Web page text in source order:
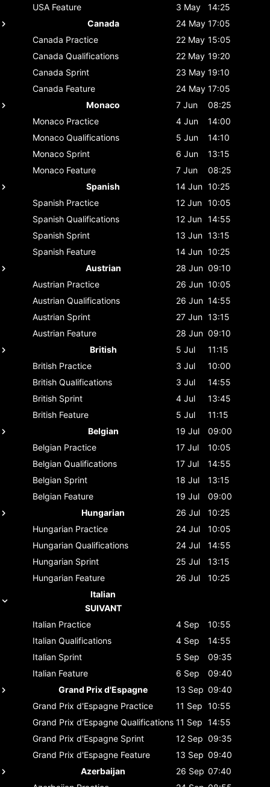
USA Feature 3 May
14:25
Canada
24 May 17:05
Canada Practice 22 May 15:05
Canada Qualifications 22 May 19:20
Canada Sprint 23 May 19:10
Canada Feature 24 May 17:05
Monaco
7 Jun
08:25
Monaco Practice 4 Jun
14:00
Monaco Qualifications 5 Jun
14:10
Monaco Sprint 6 Jun
13:15
Monaco Feature 7 Jun
08:25
Spanish
14 Jun 10:25
Spanish Practice 12 Jun 10:05
Spanish Qualifications 12 Jun 14:55
Spanish Sprint 13 Jun 13:15
Spanish Feature 14 Jun 10:25
Austrian
28 Jun 09:10
Austrian Practice 26 Jun 10:05
Austrian Qualifications 26 Jun 14:55
Austrian Sprint 27 Jun 13:15
Austrian Feature 28 Jun 09:10
British
5 Jul
11:15
British Practice 3 Jul
10:00
British Qualifications 3 Jul
14:55
British Sprint 4 Jul
13:45
British Feature 5 Jul
11:15
Belgian
19 Jul
09:00
Belgian Practice 17 Jul
10:05
Belgian Qualifications 17 Jul
14:55
Belgian Sprint 18 Jul
13:15
Belgian Feature 19 Jul
09:00
Hungarian
26 Jul
10:25
Hungarian Practice 24 Jul
10:05
Hungarian Qualifications 24 Jul
14:55
Hungarian Sprint 25 Jul
13:15
Hungarian Feature 26 Jul
10:25
Italian
SUIVANT
Italian Practice 4 Sep
10:55
Italian Qualifications 4 Sep
14:55
Italian Sprint 5 Sep
09:35
Italian Feature 6 Sep
09:40
Grand Prix d'Espagne
13 Sep 09:40
Grand Prix d'Espagne Practice 11 Sep 10:55
Grand Prix d'Espagne Qualifications 11 Sep 14:55
Grand Prix d'Espagne Sprint 12 Sep 09:35
Grand Prix d'Espagne Feature 13 Sep 09:40
Azerbaijan
26 Sep 07:40